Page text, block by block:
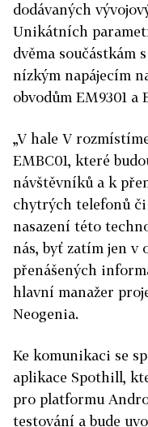
dodávaných
Unikátních
dvěma součástkám
nízkým napájecím
obvodům EM9301 a
„V hale V
EMBC01, které
návštěvníků a k
chytrých telefonů či
nasazení této
nás, byť zatím jen v
přenášených
hlavní manažer
Neogenia.
Ke komunikaci se
aplikace Spothill,
pro platformu
testování a bude